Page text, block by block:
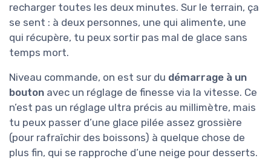
recharger toutes les deux minutes. Sur le terrain, ça
se sent : à deux personnes, une qui alimente, une
qui récupère, tu peux sortir pas mal de glace sans
temps mort.
Niveau commande, on est sur du démarrage à un
bouton avec un réglage de finesse via la vitesse. Ce
n’est pas un réglage ultra précis au millimètre, mais
tu peux passer d’une glace pilée assez grossière
(pour rafraîchir des boissons) à quelque chose de
plus fin, qui se rapproche d’une neige pour desserts.